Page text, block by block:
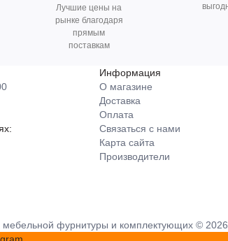
Лучшие цены на
рынке благодаря
прямым
поставкам
Информация
О магазине
Доставка
Оплата
Связаться с нами
Карта сайта
Производители
фурнитуры и комплектующих © 2026